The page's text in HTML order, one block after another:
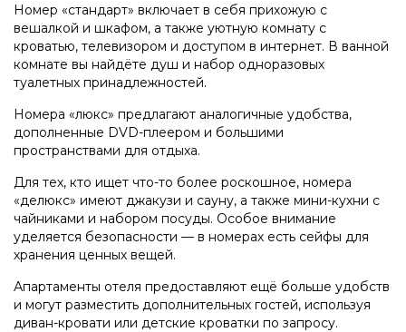
Номер «стандарт» включает в себя прихожую с
вешалкой и шкафом, а также уютную комнату с
кроватью, телевизором и доступом в интернет. В ванной
комнате вы найдёте душ и набор одноразовых
туалетных принадлежностей.
Номера «люкс» предлагают аналогичные удобства,
дополненные DVD-плеером и большими
пространствами для отдыха.
Для тех, кто ищет что-то более роскошное, номера
«делюкс» имеют джакузи и сауну, а также мини-кухни с
чайниками и набором посуды. Особое внимание
уделяется безопасности — в номерах есть сейфы для
хранения ценных вещей.
Апартаменты отеля предоставляют ещё больше удобств
и могут разместить дополнительных гостей, используя
диван-кровати или детские кроватки по запросу.